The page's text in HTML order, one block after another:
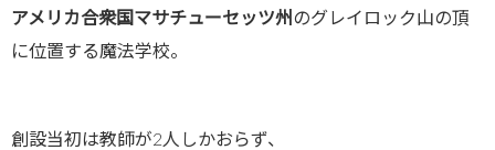
アメリカ合衆国マサチューセッツ州 のグレイロック山の頂
に位置する魔法学校。
創設当初は教師が2人しかおらず、